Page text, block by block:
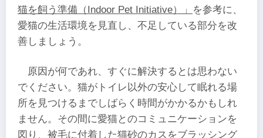
猫を飼う準備（Indoor Pet Initiative）」
を参考に、
愛猫の生活環境を見直し、不足している部分を改
善しましょう。
原因が何であれ、すぐに解決するとは思わない
でください。猫がトイレ以外の安心して眠れる場
所を見つけるまでしばらく時間がかかるかもしれ
ません。その間に愛猫とのコミュニケーションを
図り、被毛に付着した猫砂のカスをブラッシング